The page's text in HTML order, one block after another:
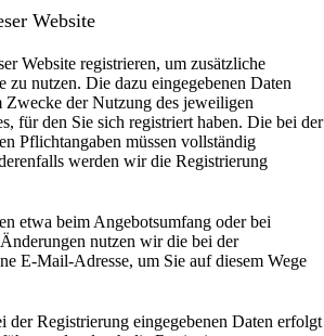
Website
Website registrieren, um zusätzliche
zu nutzen. Die dazu eingegebenen Daten
der Nutzung des jeweiligen
für den Sie sich registriert haben. Die bei der
Pflichtangaben müssen vollständig
werden wir die Registrierung
etwa beim Angebotsumfang oder bei
nutzen wir die bei der
E-Mail-Adresse, um Sie auf diesem Wege
der Registrierung eingegebenen Daten erfolgt